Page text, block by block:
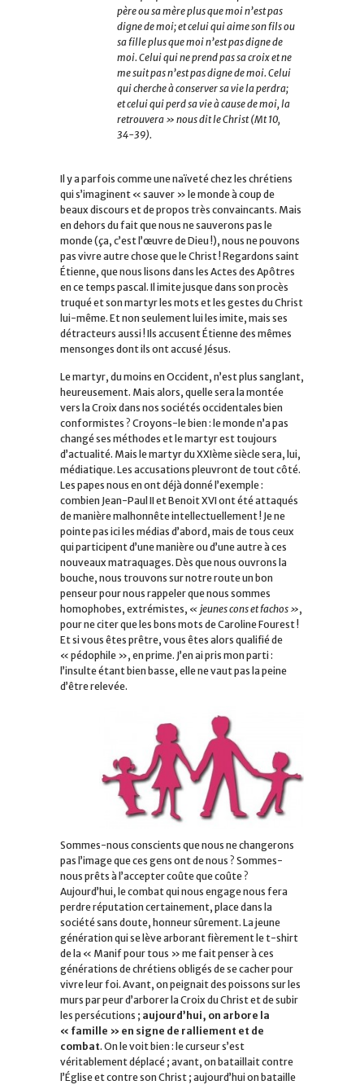
père ou sa mère plus que moi n’est pas
digne de moi; et celui qui aime son fils ou
sa fille plus que moi n’est pas digne de
moi. Celui qui ne prend pas sa croix et ne
me suit pas n’est pas digne de moi. Celui
qui cherche à conserver sa vie la perdra;
et celui qui perd sa vie à cause de moi, la
retrouvera » nous dit le Christ (Mt 10,
34-39).
Il y a parfois comme une naïveté chez les chrétiens
qui s’imaginent « sauver » le monde à coup de
beaux discours et de propos très convaincants. Mais
en dehors du fait que nous ne sauverons pas le
monde (ça, c’est l’œuvre de Dieu !), nous ne pouvons
pas vivre autre chose que le Christ ! Regardons saint
Étienne, que nous lisons dans les Actes des Apôtres
en ce temps pascal. Il imite jusque dans son procès
truqué et son martyr les mots et les gestes du Christ
lui-même. Et non seulement lui les imite, mais ses
détracteurs aussi ! Ils accusent Étienne des mêmes
mensonges dont ils ont accusé Jésus.
Le martyr, du moins en Occident, n’est plus sanglant,
heureusement. Mais alors, quelle sera la montée
vers la Croix dans nos sociétés occidentales bien
conformistes ? Croyons-le bien : le monde n’a pas
changé ses méthodes et le martyr est toujours
d’actualité. Mais le martyr du XXIème siècle sera, lui,
médiatique. Les accusations pleuvront de tout côté.
Les papes nous en ont déjà donné l’exemple :
combien Jean-Paul II et Benoit XVI ont été attaqués
de manière malhonnête intellectuellement ! Je ne
pointe pas ici les médias d’abord, mais de tous ceux
qui participent d’une manière ou d’une autre à ces
nouveaux matraquages. Dès que nous ouvrons la
bouche, nous trouvons sur notre route un bon
penseur pour nous rappeler que nous sommes
homophobes, extrémistes, « jeunes cons et fachos »,
pour ne citer que les bons mots de Caroline Fourest !
Et si vous êtes prêtre, vous êtes alors qualifié de
« pédophile », en prime. J’en ai pris mon parti :
l’insulte étant bien basse, elle ne vaut pas la peine
d’être relevée.
Sommes-nous conscients que nous ne changerons
pas l’image que ces gens ont de nous ? Sommes-
nous prêts à l’accepter coûte que coûte ?
Aujourd’hui, le combat qui nous engage nous fera
perdre réputation certainement, place dans la
société sans doute, honneur sûrement. La jeune
génération qui se lève arborant fièrement le t-shirt
de la « Manif pour tous » me fait penser à ces
générations de chrétiens obligés de se cacher pour
vivre leur foi. Avant, on peignait des poissons sur les
murs par peur d’arborer la Croix du Christ et de subir
les persécutions ; aujourd’hui, on arbore la
« famille » en signe de ralliement et de
combat. On le voit bien : le curseur s’est
véritablement déplacé ; avant, on bataillait contre
l’Église et contre son Christ ; aujourd’hui on bataille